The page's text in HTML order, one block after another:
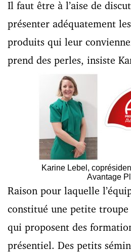
Il faut être à l’aise de
présenter adéquatement
produits qui leur
prend des perles, insiste
Karine Lebel,
Avantage
Raison pour laquelle
constitué une petite troupe
qui proposent des
présentiel. Des petits